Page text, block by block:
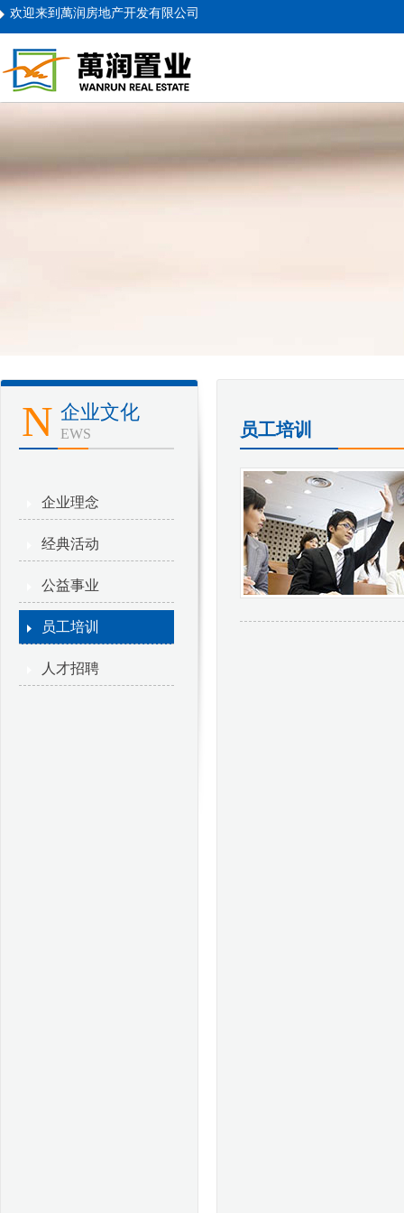
欢迎来到萬润房地产开发有限公司
N 企业文化
EWS
企业理念
经典活动
公益事业
员工培训
人才招聘
员工培训